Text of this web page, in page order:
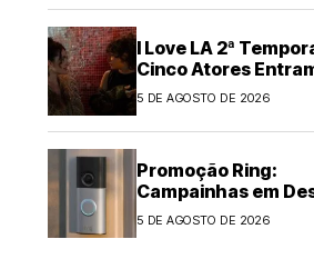
I Love LA 2ª
Cinco Atores
Elenco
5 DE AGOSTO DE 2026
Promoção Ring:
Campainhas em
de Até US$60
5 DE AGOSTO DE 2026